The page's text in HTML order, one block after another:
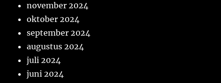
november 2024
oktober 2024
september 2024
augustus 2024
juli 2024
juni 2024